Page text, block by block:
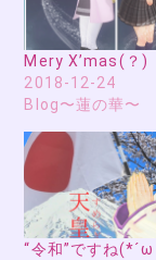
Mery X’mas(？)
2018-12-24
Blog〜蓮の華〜
“令和”ですね